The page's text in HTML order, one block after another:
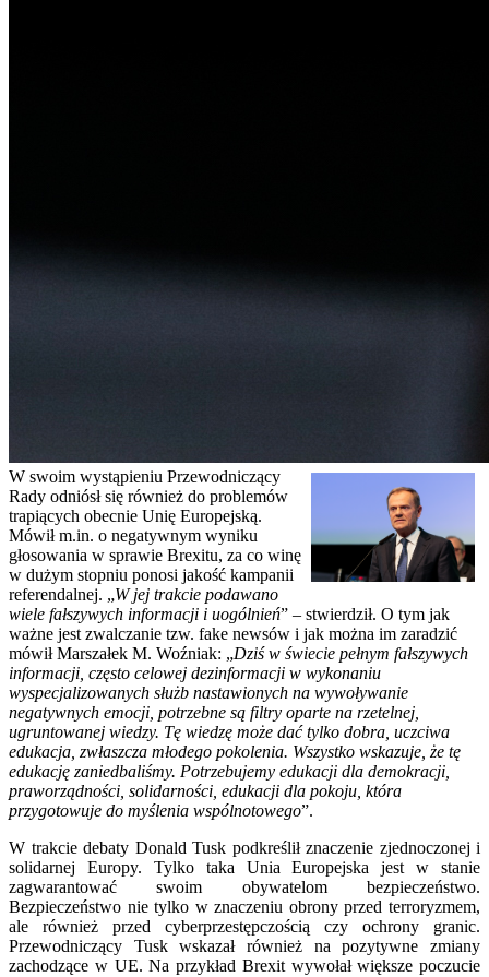
W swoim wystąpieniu Przewodniczący
Rady odniósł się również do problemów
trapiących obecnie Unię Europejską.
Mówił m.in. o negatywnym wyniku
głosowania w sprawie Brexitu, za co winę
w dużym stopniu ponosi jakość kampanii
referendalnej. „W jej trakcie podawano
wiele fałszywych informacji i uogólnień” – stwierdził. O tym jak
ważne jest zwalczanie tzw. fake newsów i jak można im zaradzić
mówił Marszałek M. Woźniak: „Dziś w świecie pełnym fałszywych
informacji, często celowej dezinformacji w wykonaniu
wyspecjalizowanych służb nastawionych na wywoływanie
negatywnych emocji, potrzebne są filtry oparte na rzetelnej,
ugruntowanej wiedzy. Tę wiedzę może dać tylko dobra, uczciwa
edukacja, zwłaszcza młodego pokolenia. Wszystko wskazuje, że tę
edukację zaniedbaliśmy. Potrzebujemy edukacji dla demokracji,
praworządności, solidarności, edukacji dla pokoju, która
przygotowuje do myślenia wspólnotowego”.
W trakcie debaty Donald Tusk podkreślił znaczenie zjednoczonej i
solidarnej Europy. Tylko taka Unia Europejska jest w stanie
zagwarantować swoim obywatelom bezpieczeństwo.
Bezpieczeństwo nie tylko w znaczeniu obrony przed terroryzmem,
ale również przed cyberprzestępczością czy ochrony granic.
Przewodniczący Tusk wskazał również na pozytywne zmiany
zachodzące w UE. Na przykład Brexit wywołał większe poczucie